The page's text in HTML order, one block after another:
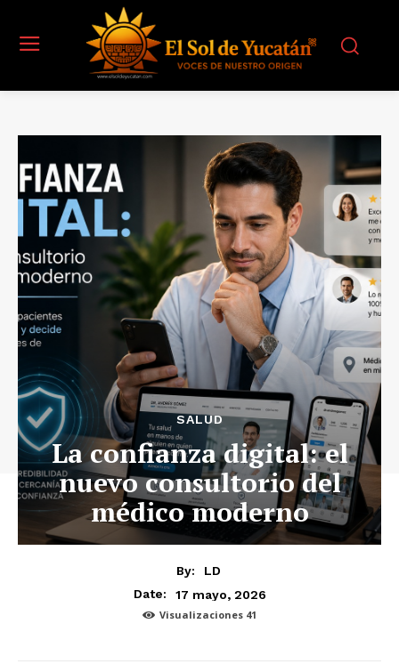
SALUD
La confianza digital: el
nuevo consultorio del
médico moderno
By:
LD
Date:
17 mayo, 2026
Visualizaciones 41